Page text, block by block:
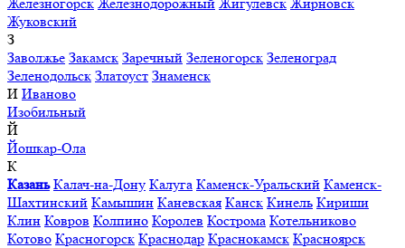
Жуковский
З
Заволжье Закамск Заречный Зеленогорск Зеленоград
Зеленодольск Златоуст Знаменск
И Иваново
Изобильный
Й
Йошкар-Ола
К
Казань Калач-на-Дону Калуга Каменск-Уральский Каменск-
Шахтинский Камышин Каневская Канск Кинель Кириши
Клин Ковров Колпино Королев Кострома Котельниково
Котово Красногорск Краснодар Краснокамск Красноярск